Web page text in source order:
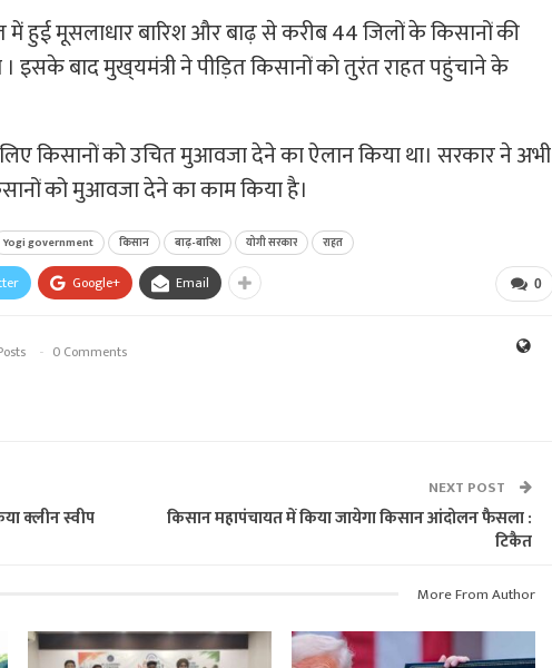
मूसलाधार बारिश और बाढ़ से करीब 44 जिलों के किसानों की
बाद मुख्­यमंत्री ने पीड़ित किसानों को तुरंत राहत पहुंचाने के
किसानों को उचित मुआवजा देने का ऐलान किया था। सरकार ने अभी
को मुआवजा देने का काम किया है।
Yogi government किसान बाढ़-बारिश योगी सरकार राहत
0
Google+ Email
0 Comments
क्लीन स्वीप
NEXT POST
किसान महापंचायत में किया जायेगा किसान आंदोलन फैसला :
टिकैत
More From Author